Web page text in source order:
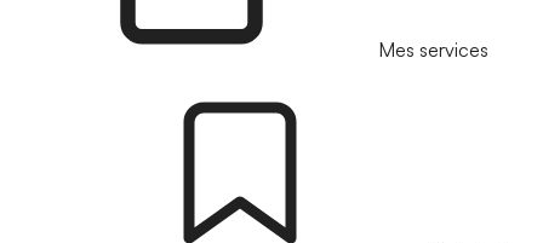
Mes services